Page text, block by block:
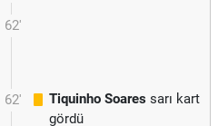
62'
62' Tiquinho Soares sarı kart
gördü